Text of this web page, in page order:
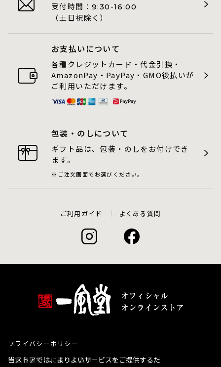
受付時間： 9:30-16:00
（土日祝除く）
お支払いについて
各種クレジットカード・代金引換・
AmazonPay・PayPay・GMO後払いが
ご利用いただけます。
包装・のしについて
ギフト品は、包装・のしをお付けでき
ます。
ご注文画面でお選びください。
ご利用ガイド よくある質問
プライバシーポリシー
特定商取引法に基づく表示
当ストアでは、よりよいサービスをご提供するた